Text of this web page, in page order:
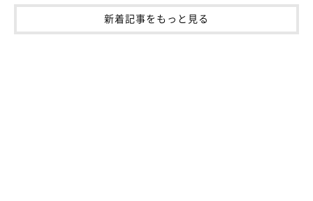
新着記事をもっと見る